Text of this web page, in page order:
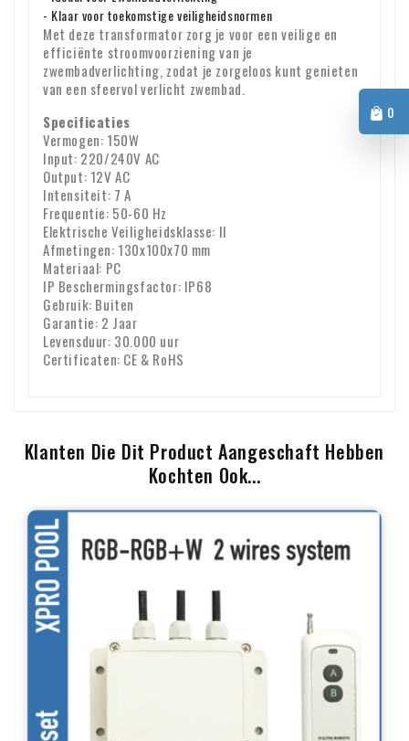
0
- Klaar voor toekomstige veiligheidsnormen
Met deze transformator zorg je voor een veilige en
efficiënte stroomvoorziening van je
zwembadverlichting, zodat je zorgeloos kunt genieten
van een sfeervol verlicht zwembad.
Specificaties
Vermogen: 150W
Input: 220/240V AC
Output: 12V AC
Intensiteit: 7 A
Frequentie: 50-60 Hz
Elektrische Veiligheidsklasse: II
Afmetingen: 130x100x70 mm
Materiaal: PC
IP Beschermingsfactor: IP68
Gebruik: Buiten
Garantie: 2 Jaar
Levensduur: 30.000 uur
Certificaten: CE & RoHS
Klanten Die Dit Product Aangeschaft Hebben
Kochten Ook...